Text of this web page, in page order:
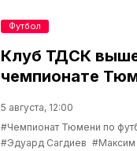
Клуб ТДСК
чемпионате
5 августа, 12:00
#Чемпионат Тюмени по
#Эдуард Сагдиев #Максим
Футбол